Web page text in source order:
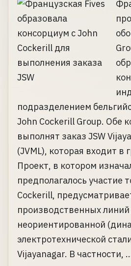
подразделением
John Cockerill Group. Обе
выполнят заказ JSW
(JVML), которая входит в
Проект, в котором
предполагалось участие
Cockerill,
производственных линий
неориентированной
электротехнической
Vijayanagar. В частности,